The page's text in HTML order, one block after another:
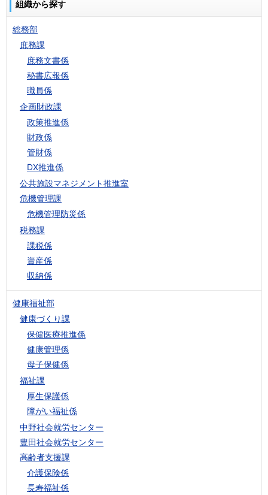
組織から探す
総務部
庶務課
庶務文書係
秘書広報係
職員係
企画財政課
政策推進係
財政係
管財係
DX推進係
公共施設マネジメント推進室
危機管理課
危機管理防災係
税務課
課税係
資産係
収納係
健康福祉部
健康づくり課
保健医療推進係
健康管理係
母子保健係
福祉課
厚生保護係
障がい福祉係
中野社会就労センター
豊田社会就労センター
高齢者支援課
介護保険係
長寿福祉係